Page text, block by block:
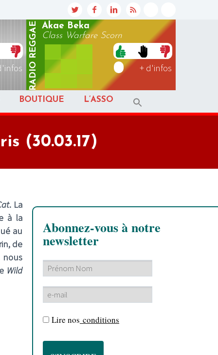
RADIO
REGGAE
Akae Beka
Class Warfare Scorn
+ d'infos
BOUTIQUE L’ASSO
(30.03.17)
. La
à la
au
de
nous
Wild
Abonnez-vous à notre
newsletter
Lire nos conditions